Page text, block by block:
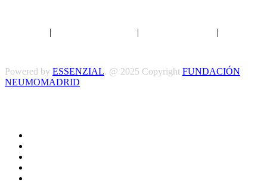
| | |
Powered by ESSENZIAL. @ 2025 Copyright FUNDACIÓN
NEUMOMADRID